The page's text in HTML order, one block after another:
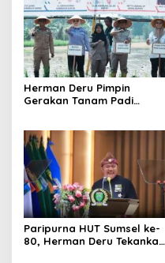
Herman Deru Pimpin
Gerakan Tanam Padi
Juta Ton
Paripurna HUT Sumsel ke-
80, Herman Deru Tekankan